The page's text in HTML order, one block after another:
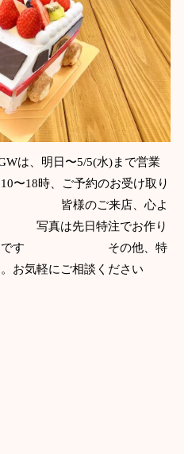
は、明日〜5/5(水)まで営業
〜18時、ご予約のお受け取り
。 皆様のご来店、心よ
写真は先日特注でお作り
ョンです その他、特
お気軽にご相談ください